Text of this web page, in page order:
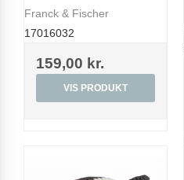
Franck & Fischer
17016032
159,00 kr.
VIS PRODUKT